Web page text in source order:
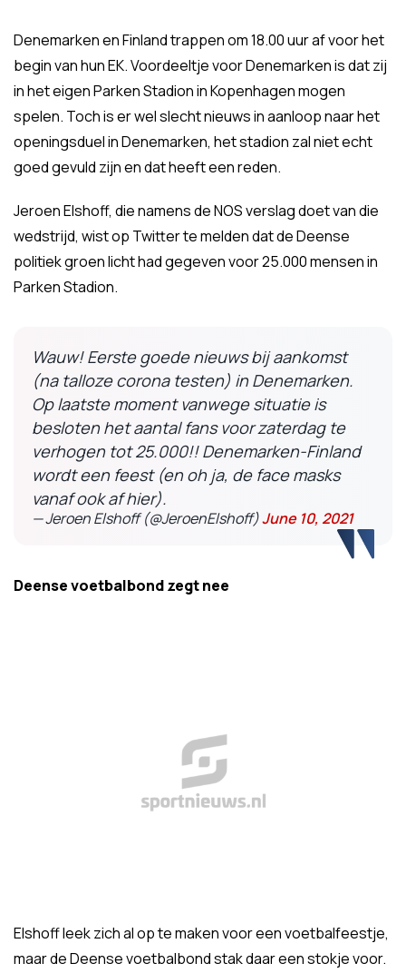
Denemarken en Finland trappen om 18.00 uur af voor het
begin van hun EK. Voordeeltje voor Denemarken is dat zij
in het eigen Parken Stadion in Kopenhagen mogen
spelen. Toch is er wel slecht nieuws in aanloop naar het
openingsduel in Denemarken, het stadion zal niet echt
goed gevuld zijn en dat heeft een reden.
Jeroen Elshoff, die namens de NOS verslag doet van die
wedstrijd, wist op Twitter te melden dat de Deense
politiek groen licht had gegeven voor 25.000 mensen in
Parken Stadion.
Wauw! Eerste goede nieuws bij aankomst
(na talloze corona testen) in Denemarken.
Op laatste moment vanwege situatie is
besloten het aantal fans voor zaterdag te
verhogen tot 25.000!! Denemarken-Finland
wordt een feest (en oh ja, de face masks
vanaf ook af hier).
— Jeroen Elshoff (@JeroenElshoff)June 10, 2021
Deense voetbalbond zegt nee
Elshoff leek zich al op te maken voor een voetbalfeestje,
maar de Deense voetbalbond stak daar een stokje voor.